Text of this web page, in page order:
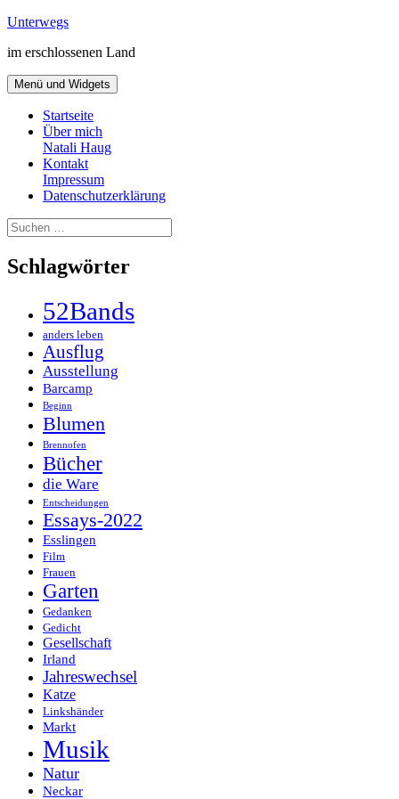
Zum
springen
Unterwegs
im erschlossenen Land
Menü und Widgets
Startseite
Über mich
Natali Haug
Kontakt
Impressum
Datenschutzerklärung
Suchen
nach:
Schlagwörter
52Bands
anders leben
Ausflug
Ausstellung
Barcamp
Beginn
Blumen
Brennofen
Bücher
die Ware
Entscheidungen
Essays-2022
Esslingen
Film
Frauen
Garten
Gedanken
Gedicht
Gesellschaft
Irland
Jahreswechsel
Katze
Linkshänder
Markt
Musik
Natur
Neckar